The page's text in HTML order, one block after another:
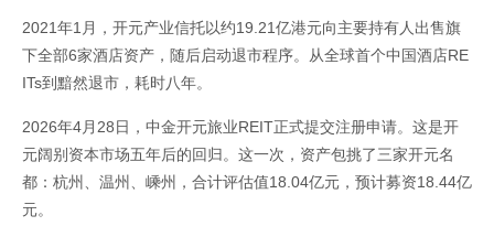
2021年1月，开元产业信托以约19.21亿港元向主要持有人出售旗
下全部6家酒店资产，随后启动退市程序。从全球首个中国酒店RE
ITs到黯然退市，耗时八年。
2026年4月28日，中金开元旅业REIT正式提交注册申请。这是开
元阔别资本市场五年后的回归。这一次，资产包挑了三家开元名
都：杭州、温州、嵊州，合计评估值18.04亿元，预计募资18.44亿
元。